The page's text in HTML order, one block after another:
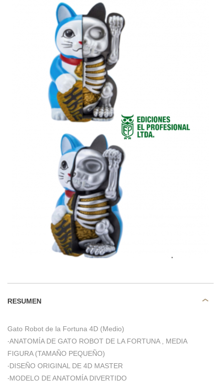
RESUMEN
Gato Robot de la Fortuna 4D (Medio)
‧ANATOMÍA DE GATO ROBOT DE LA FORTUNA , MEDIA
FIGURA (TAMAÑO PEQUEÑO)
‧DISEÑO ORIGINAL DE 4D MASTER
‧MODELO DE ANATOMÍA DIVERTIDO